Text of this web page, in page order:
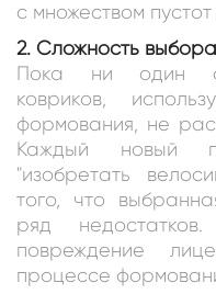
с множеством
2. Сложность
Пока ни один
ковриков,
формования, не
Каждый новый
"изобретать
того, что
ряд
повреждение
процессе